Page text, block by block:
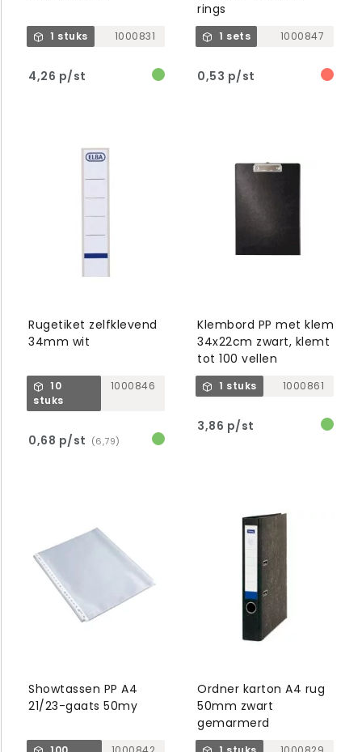
1 stuks 1000831
4,26 p/st
rings
1 sets 1000847
0,53 p/st
Rugetiket zelfklevend
34mm wit
10
stuks
1000846
0,68 p/st (6,79)
Klembord PP met klem
34x22cm zwart, klemt
tot 100 vellen
1 stuks 1000861
3,86 p/st
Showtassen PP A4
21/23-gaats 50my
Ordner karton A4 rug
50mm zwart
gemarmerd